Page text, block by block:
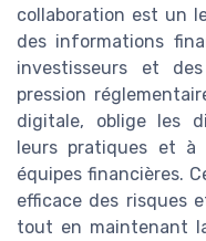
collaboration est un
des informations
investisseurs et
pression
digitale, oblige les
leurs pratiques et à
équipes financières.
efficace des risques
tout en maintenant